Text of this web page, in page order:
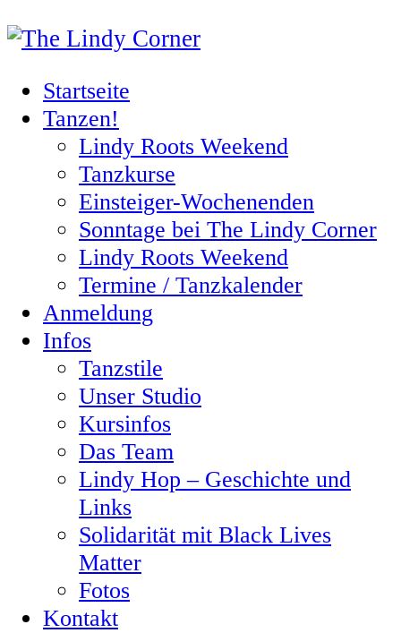
Startseite
Tanzen!
Lindy Roots Weekend
Tanzkurse
Einsteiger-Wochenenden
Sonntage bei The Lindy Corner
Lindy Roots Weekend
Termine / Tanzkalender
Anmeldung
Infos
Tanzstile
Unser Studio
Kursinfos
Das Team
Lindy Hop – Geschichte und
Links
Solidarität mit Black Lives
Matter
Fotos
Kontakt